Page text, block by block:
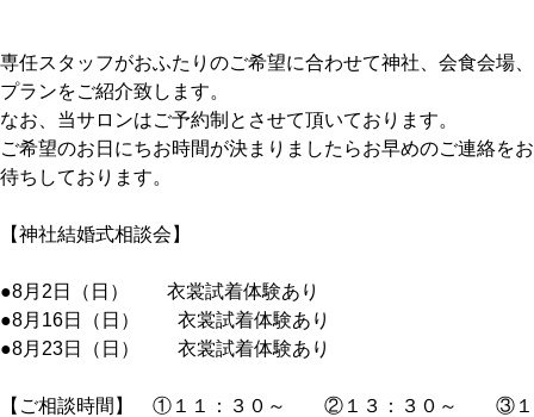
専任スタッフがおふたりのご希望に合わせて神社、会食会場、
プランをご紹介致します。
なお、当サロンはご予約制とさせて頂いております。
ご希望のお日にちお時間が決まりましたらお早めのご連絡をお
待ちしております。
【神社結婚式相談会】
●8月2日（日） 衣裳試着体験あり
●8月16日（日） 衣裳試着体験あり
●8月23日（日） 衣裳試着体験あり
【ご相談時間】 ①１１：３０～ ②１３：３０～ ③１